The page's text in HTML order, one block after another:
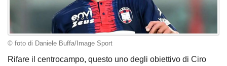
© foto di Daniele Buffa/Image Sport
Rifare il centrocampo, questo uno degli obiettivo di Ciro